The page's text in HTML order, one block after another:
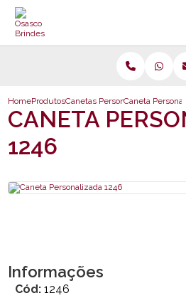
HomeProdutosCanetas Personalizadas Touch
Caneta
CANETA
1246
Informações
Cód: 1246